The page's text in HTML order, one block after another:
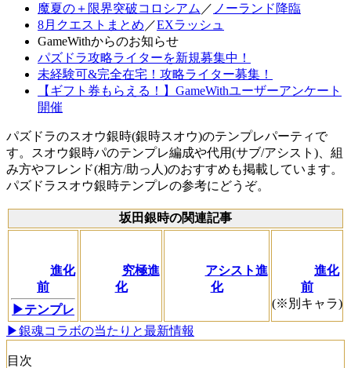
魔夏の＋限界突破コロシアム ／ ノーランド降臨
8月クエストまとめ ／EXラッシュ
GameWithからのお知らせ
パズドラ攻略ライターを新規募集中！
未経験可&完全在宅！攻略ライター募集！
【ギフト券もらえる！】GameWithユーザーアンケート
開催
パズドラのスオウ銀時(銀時スオウ)のテンプレパーティで
す。スオウ銀時パのテンプレ編成や代用(サブ/アシスト)、組
み方やフレンド(相方/助っ人)のおすすめも掲載しています。
パズドラスオウ銀時テンプレの参考にどうぞ。
坂田銀時の関連記事
進化
前
▶︎テンプレ
究極進
化
アシスト進
化
進化
前
(※別キャラ)
▶銀魂コラボの当たりと最新情報
目次